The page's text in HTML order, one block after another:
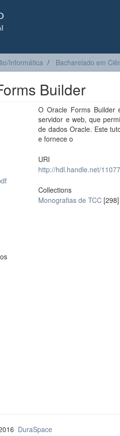
Informática Bacharelado em
Builder
O Oracle Forms Builder
servidor e web, que
de dados Oracle. Este
e fornece o
URI
http://hdl.handle.net/
Collections
Monografias de TCC [298]
DuraSpace